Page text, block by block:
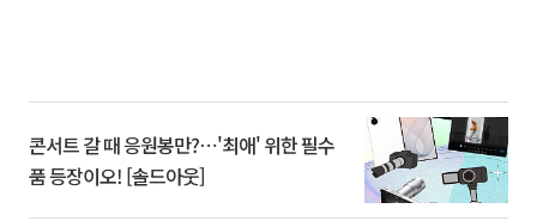
콘서트 갈 때 응원봉만?⋯'최애' 위한 필수
품 등장이오! [솔드아웃]